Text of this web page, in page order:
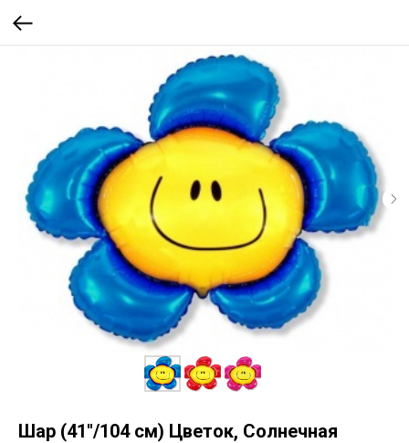
Шар (41''/104 см) Цветок, Солнечная